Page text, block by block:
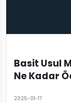
Basit Usul
Ne Kadar
2025-01-17